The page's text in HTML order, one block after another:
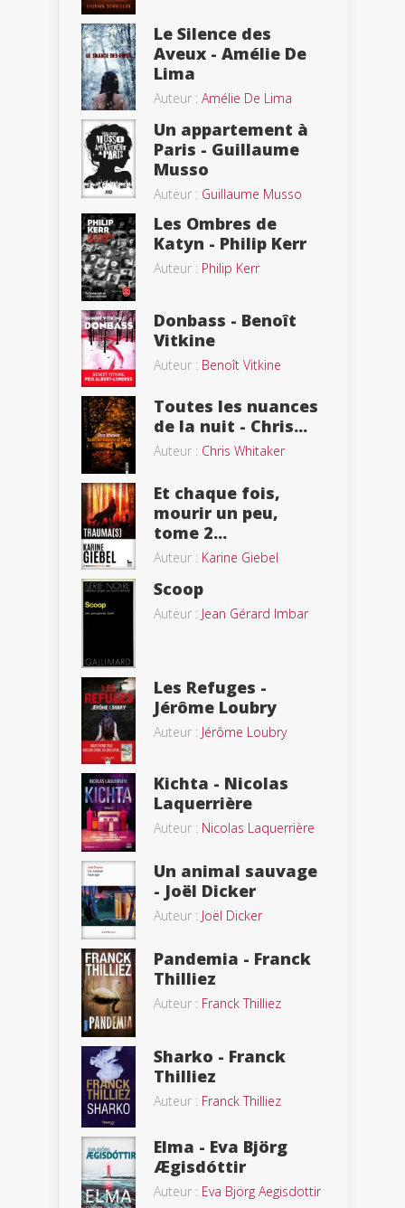
Le Silence des
Aveux - Amélie De
Lima
Auteur : Amélie De Lima
Un appartement à
Paris - Guillaume
Musso
Auteur : Guillaume Musso
Les Ombres de
Katyn - Philip Kerr
Auteur : Philip Kerr
Donbass - Benoît
Vitkine
Auteur : Benoît Vitkine
Toutes les nuances
de la nuit - Chris...
Auteur : Chris Whitaker
Et chaque fois,
mourir un peu,
tome 2...
Auteur : Karine Giebel
Scoop
Auteur : Jean Gérard Imbar
Les Refuges -
Jérôme Loubry
Auteur : Jérôme Loubry
Kichta - Nicolas
Laquerrière
Auteur : Nicolas Laquerrière
Un animal sauvage
- Joël Dicker
Auteur : Joël Dicker
Pandemia - Franck
Thilliez
Auteur : Franck Thilliez
Sharko - Franck
Thilliez
Auteur : Franck Thilliez
Elma - Eva Björg
Ægisdóttir
Auteur : Eva Björg Aegisdottir